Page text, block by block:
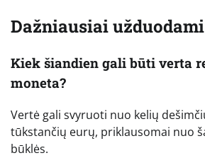
Dažniausiai
Kiek šiandien gali būti verta
moneta?
Vertė gali svyruoti nuo kelių
tūkstančių eurų, priklausomai nuo
būklės.